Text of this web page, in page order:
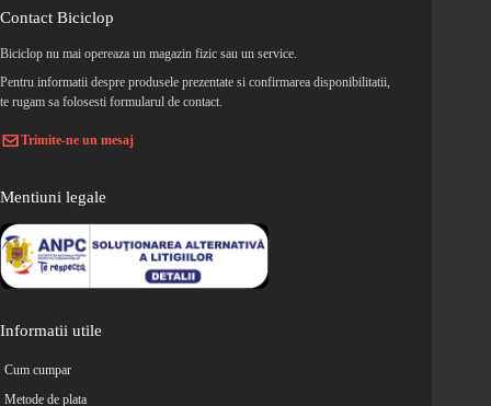
Contact Biciclop
Biciclop nu mai opereaza un magazin fizic sau un service.
Pentru informatii despre produsele prezentate si confirmarea disponibilitatii,
te rugam sa folosesti formularul de contact.
Trimite-ne un mesaj
Mentiuni legale
Informatii utile
Cum cumpar
Metode de plata